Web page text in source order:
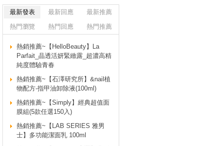
最新發表 最新回應
最新推薦
熱門瀏覽
熱門回應 熱門推薦
熱銷推薦~【HelloBeauty】La
Parfait_晶透活妍緊緻露_超濃高精
純度體驗青春
熱銷推薦~【石澤研究所】&nail植
物配方-指甲油卸除液(100ml)
熱銷推薦~【Simply】經典超值面
膜組(5款任選150入)
熱銷推薦~【LAB SERIES 雅男
士】多功能潔面乳 100ml